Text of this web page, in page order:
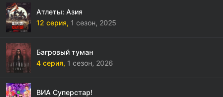
Атлеты: Азия
12 серия, 1 сезон, 2025
Багровый туман
4 серия, 1 сезон, 2026
ВИА Суперстар!